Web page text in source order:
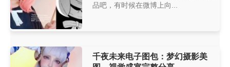
品吧，有时候在微博上向...
千夜未来电子图包：梦幻摄影美